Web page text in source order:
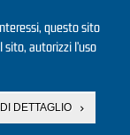
questo sito
autorizzi l’uso
DETTAGLIO